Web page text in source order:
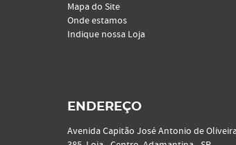
Mapa do Site
Onde estamos
Indique nossa Loja
ENDEREÇO
Avenida Capitão José Antonio de